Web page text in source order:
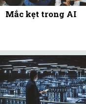
Mắc kẹt trong AI